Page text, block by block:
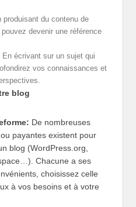
produisant du contenu de
devenir une référence
En écrivant sur un sujet qui
vos connaissances et
blog
De nombreuses
payantes existent pour
blog (WordPress.org,
Chacune a ses
choisissez celle
à vos besoins et à votre